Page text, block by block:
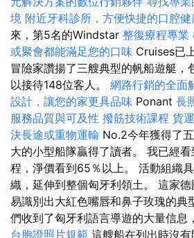
境 附近牙科診所，方便快捷的口腔
來，第5名的Windstar 整復療程專業
或聚會都能滿足您的口味 Cruises已
冒險家讚揚了三艘典型的帆船遊艇，
以接待148位客人。 網路行銷的全面
設計，讓您的家更具品味 Ponant 長
服務品質與可及性 撥筋技術課程 貨
決長途或重物運輸 No.2今年獲得了
大的小型船隊贏得了讀者。 我已經
程，淨價看到65％以上。 活動組織
織，延伸到整個匈牙利領土。 這家
易識別出大紅色嘴唇和鼻子玫瑰的典
們收到了匈牙利語言導遊的大量信息
台胞證照片規範 這艘船在列出時沒